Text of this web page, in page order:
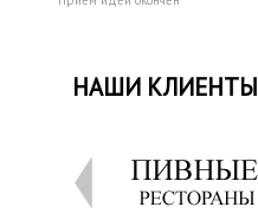
НАШИ КЛИЕНТЫ